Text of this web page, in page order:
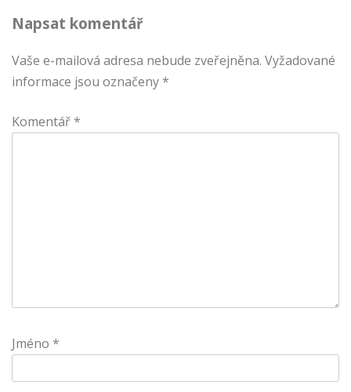
příspěvek
Napsat komentář
Vaše e-mailová adresa nebude zveřejněna. Vyžadované
informace jsou označeny *
Komentář *
Jméno *